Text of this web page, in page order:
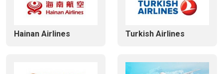
Hainan Airlines Turkish Airlines